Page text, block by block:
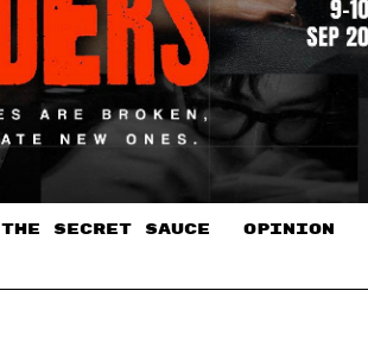
THE SECRET SAUCE​ OPINION